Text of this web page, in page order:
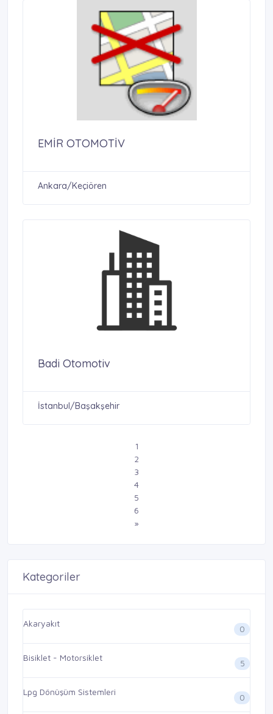
EMİR OTOMOTİV
Ankara/Keçiören
Badi Otomotiv
İstanbul/Başakşehir
1
2
3
4
5
6
»
Kategoriler
Akaryakıt
0
Bisiklet - Motorsiklet
5
Lpg Dönüşüm Sistemleri
0